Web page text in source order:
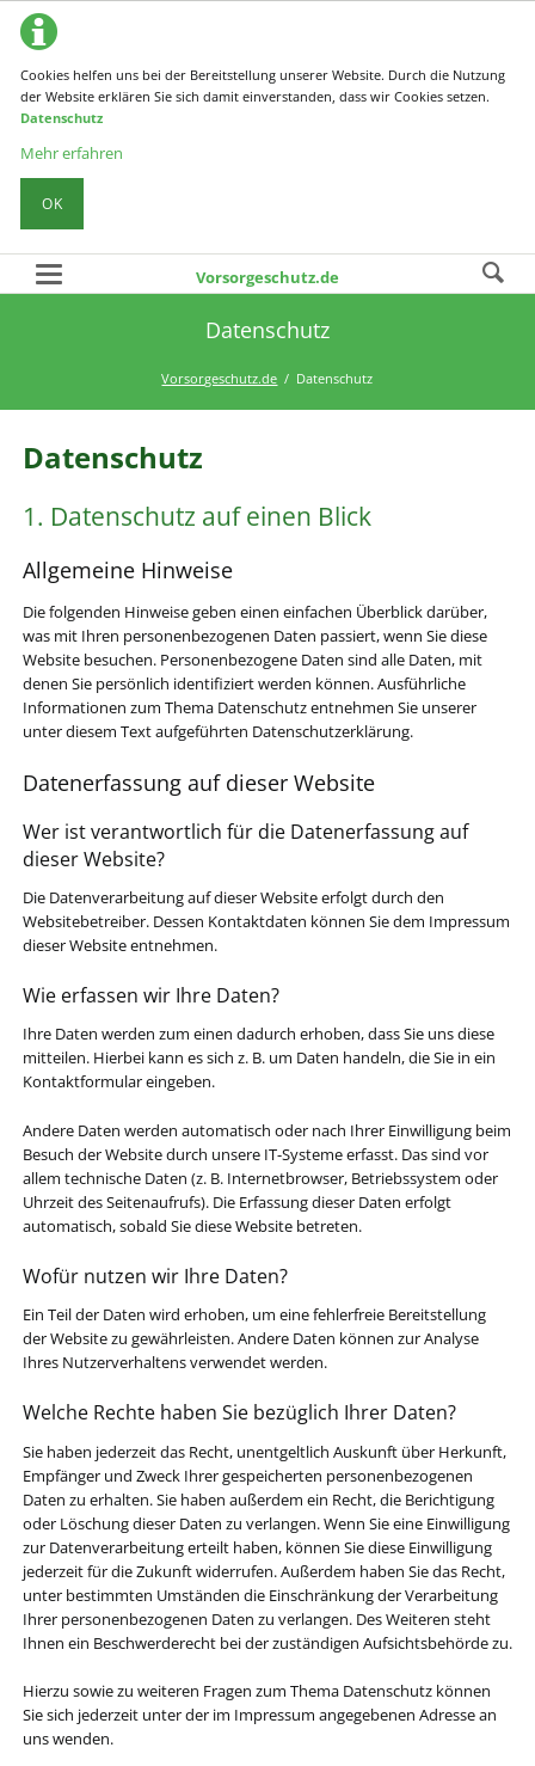
Cookies helfen uns bei der Bereitstellung unserer Website. Durch die Nutzung
der Website erklären Sie sich damit einverstanden, dass wir Cookies setzen.
Datenschutz
Mehr erfahren
OK
Vorsorgeschutz.de
Datenschutz
Vorsorgeschutz.de Datenschutz
Datenschutz
1. Datenschutz auf einen Blick
Allgemeine Hinweise
Die folgenden Hinweise geben einen einfachen Überblick darüber,
was mit Ihren personenbezogenen Daten passiert, wenn Sie diese
Website besuchen. Personenbezogene Daten sind alle Daten, mit
denen Sie persönlich identifiziert werden können. Ausführliche
Informationen zum Thema Datenschutz entnehmen Sie unserer
unter diesem Text aufgeführten Datenschutzerklärung.
Datenerfassung auf dieser Website
Wer ist verantwortlich für die Datenerfassung auf
dieser Website?
Die Datenverarbeitung auf dieser Website erfolgt durch den
Websitebetreiber. Dessen Kontaktdaten können Sie dem Impressum
dieser Website entnehmen.
Wie erfassen wir Ihre Daten?
Ihre Daten werden zum einen dadurch erhoben, dass Sie uns diese
mitteilen. Hierbei kann es sich z. B. um Daten handeln, die Sie in ein
Kontaktformular eingeben.
Andere Daten werden automatisch oder nach Ihrer Einwilligung beim
Besuch der Website durch unsere IT-Systeme erfasst. Das sind vor
allem technische Daten (z. B. Internetbrowser, Betriebssystem oder
Uhrzeit des Seitenaufrufs). Die Erfassung dieser Daten erfolgt
automatisch, sobald Sie diese Website betreten.
Wofür nutzen wir Ihre Daten?
Ein Teil der Daten wird erhoben, um eine fehlerfreie Bereitstellung
der Website zu gewährleisten. Andere Daten können zur Analyse
Ihres Nutzerverhaltens verwendet werden.
Welche Rechte haben Sie bezüglich Ihrer Daten?
Sie haben jederzeit das Recht, unentgeltlich Auskunft über Herkunft,
Empfänger und Zweck Ihrer gespeicherten personenbezogenen
Daten zu erhalten. Sie haben außerdem ein Recht, die Berichtigung
oder Löschung dieser Daten zu verlangen. Wenn Sie eine Einwilligung
zur Datenverarbeitung erteilt haben, können Sie diese Einwilligung
jederzeit für die Zukunft widerrufen. Außerdem haben Sie das Recht,
unter bestimmten Umständen die Einschränkung der Verarbeitung
Ihrer personenbezogenen Daten zu verlangen. Des Weiteren steht
Ihnen ein Beschwerderecht bei der zuständigen Aufsichtsbehörde zu.
Hierzu sowie zu weiteren Fragen zum Thema Datenschutz können
Sie sich jederzeit unter der im Impressum angegebenen Adresse an
uns wenden.